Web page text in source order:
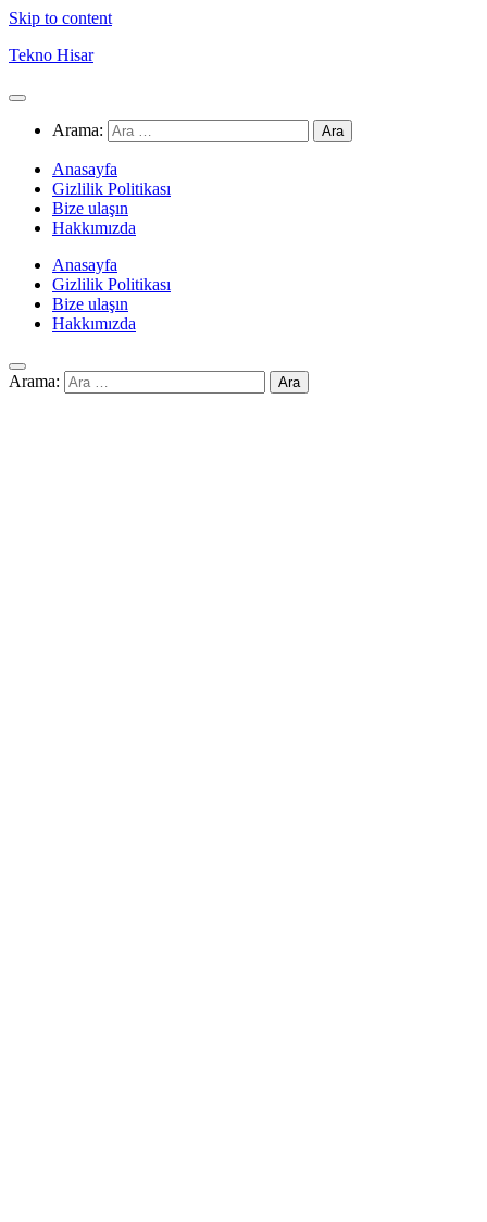
Skip to content
Tekno Hisar
Arama:
Anasayfa
Gizlilik Politikası
Bize ulaşın
Hakkımızda
Anasayfa
Gizlilik Politikası
Bize ulaşın
Hakkımızda
Arama: